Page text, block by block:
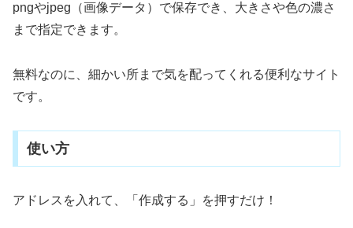
pngやjpeg（画像データ）で保存でき、大きさや色の濃さ
まで指定できます。
無料なのに、細かい所まで気を配ってくれる便利なサイト
です。
使い方
アドレスを入れて、「作成する」を押すだけ！